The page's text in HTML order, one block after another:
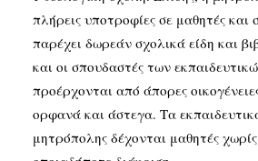
πλήρεις υποτροφίες σε μαθητές και
παρέχει δωρεάν σχολικά είδη και
και οι σπουδαστές των
προέρχονται από άπορες
ορφανά και άστεγα. Τα
μητρόπολης δέχονται μαθητές